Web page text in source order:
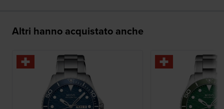
Altri hanno acquistato anche